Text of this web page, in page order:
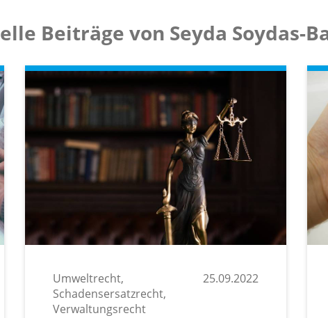
Beiträge von Seyda Soydas-
Umweltrecht,
Schadensersatzrecht,
Verwaltungsrecht
25.09.2022